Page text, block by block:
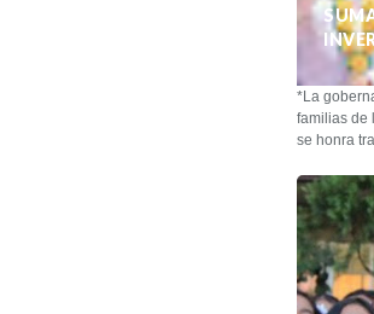
*La
familias de
se honra